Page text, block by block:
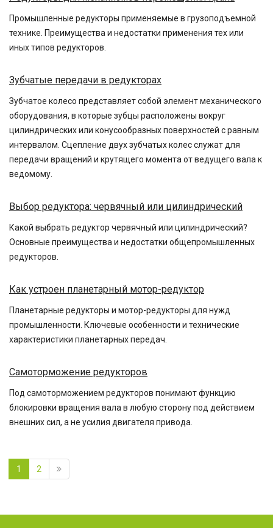
Промышленные редукторы применяемые в грузоподъемной
технике. Преимущества и недостатки применения тех или
иных типов редукторов.
Зубчатые передачи в редукторах
Зубчатое колесо представляет собой элемент механического
оборудования, в которые зубцы расположены вокруг
цилиндрических или конусообразных поверхностей с равным
интервалом. Сцепление двух зубчатых колес служат для
передачи вращений и крутящего момента от ведущего вала к
ведомому.
Выбор редуктора: червячный или цилиндрический
Какой выбрать редуктор червячный или цилиндрический?
Основные преимущества и недостатки общепромышленных
редукторов.
Как устроен планетарный мотор-редуктор
Планетарные редукторы и мотор-редукторы для нужд
промышленности. Ключевые особенности и технические
характеристики планетарных передач.
Самоторможение редукторов
Под самоторможением редукторов понимают функцию
блокировки вращения вала в любую сторону под действием
внешних сил, а не усилия двигателя привода.
1 2